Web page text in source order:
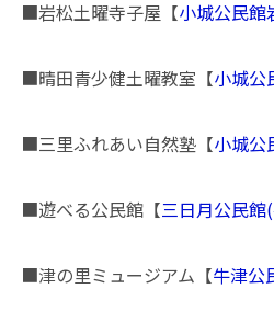
■岩松土曜寺子屋【小城公民館
■晴田青少健土曜教室【小城公
■三里ふれあい自然塾【小城公
■遊べる公民館【三日月公民館
■津の里ミュージアム【牛津公